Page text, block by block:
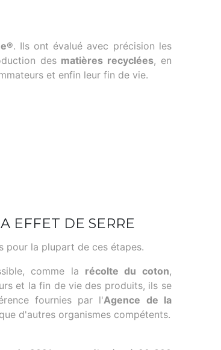
. Ils ont évalué avec précision les
des matières recyclées, en
et enfin leur fin de vie.
EFFET DE SERRE
pour la plupart de ces étapes.
comme la récolte du coton,
et la fin de vie des produits, ils se
fournies par l'Agence de la
d'autres organismes compétents.